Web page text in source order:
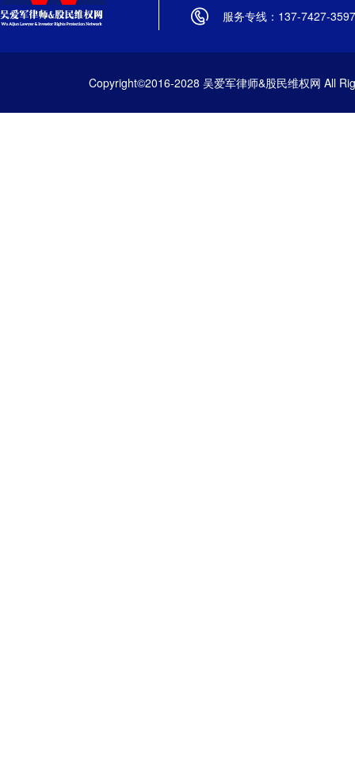
服务专线：137-7427-3597
Copyright©2016-2028 吴爱军律师&股民维权网 All